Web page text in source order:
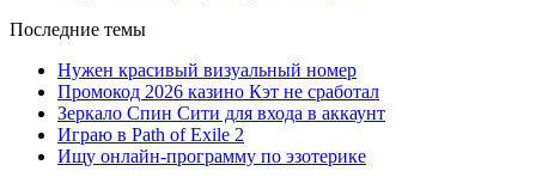
Последние темы
Нужен красивый визуальный номер
Промокод 2026 казино Кэт не сработал
Зеркало Спин Сити для входа в аккаунт
Играю в Path of Exile 2
Ищу онлайн-программу по эзотерике